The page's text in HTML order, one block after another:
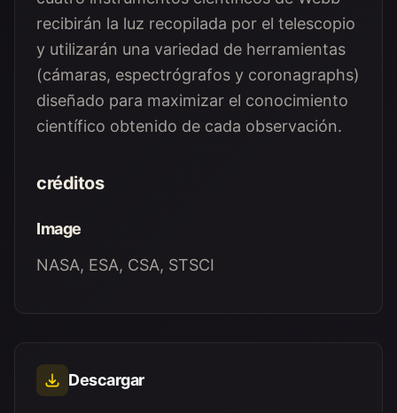
recibirán la luz recopilada por el telescopio
y utilizarán una variedad de herramientas
(cámaras, espectrógrafos y coronagraphs)
diseñado para maximizar el conocimiento
científico obtenido de cada observación.
créditos
Image
NASA, ESA, CSA, STSCI
Descargar